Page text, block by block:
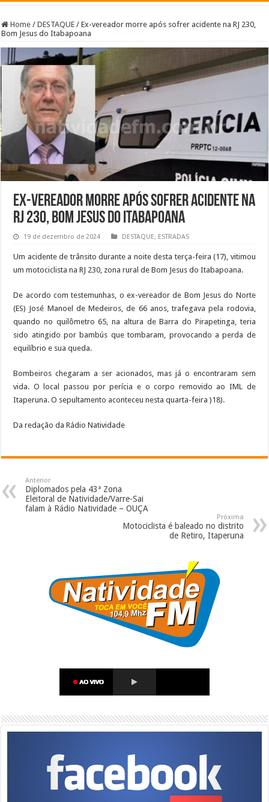
Home / DESTAQUE / Ex-vereador morre após sofrer acidente na RJ 230,
Bom Jesus do Itabapoana
Ex-vereador morre após sofrer acidente na
RJ 230, Bom Jesus do Itabapoana
19 de dezembro de 2024 DESTAQUE, ESTRADAS
Um acidente de trânsito durante a noite desta terça-feira (17), vitimou
um motociclista na RJ 230, zona rural de Bom Jesus do Itabapoana.
De acordo com testemunhas, o ex-vereador de Bom Jesus do Norte
(ES) José Manoel de Medeiros, de 66 anos, trafegava pela rodovia,
quando no quilômetro 65, na altura de Barra do Pirapetinga, teria
sido atingido por bambús que tombaram, provocando a perda de
equilíbrio e sua queda.
Bombeiros chegaram a ser acionados, mas já o encontraram sem
vida. O local passou por perícia e o corpo removido ao IML de
Itaperuna. O sepultamento aconteceu nesta quarta-feira )18).
Da redação da Rádio Natividade
Anterior
Diplomados pela 43ª Zona
Eleitoral de Natividade/Varre-Sai
falam à Rádio Natividade – OUÇA
Próxima
Motociclista é baleado no distrito
de Retiro, Itaperuna